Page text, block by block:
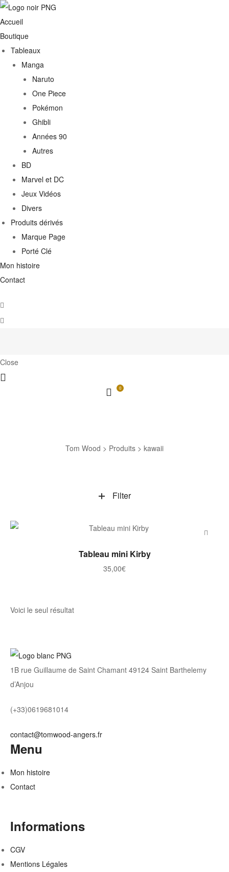
Accueil
Boutique
Tableaux
Manga
Naruto
One Piece
Pokémon
Ghibli
Années 90
Autres
BD
Marvel et DC
Jeux Vidéos
Divers
Produits dérivés
Marque Page
Porté Clé
Mon histoire
Contact
Close
0
Tom Wood > Produits > kawaii
Filter
AJOUTER AU PANIER
Tableau mini Kirby
35,00€
Voici le seul résultat
1B rue Guillaume de Saint Chamant 49124 Saint Barthelemy
d’Anjou
(+33)0619681014
contact@tomwood-angers.fr
Menu
Mon histoire
Contact
Informations
CGV
Mentions Légales